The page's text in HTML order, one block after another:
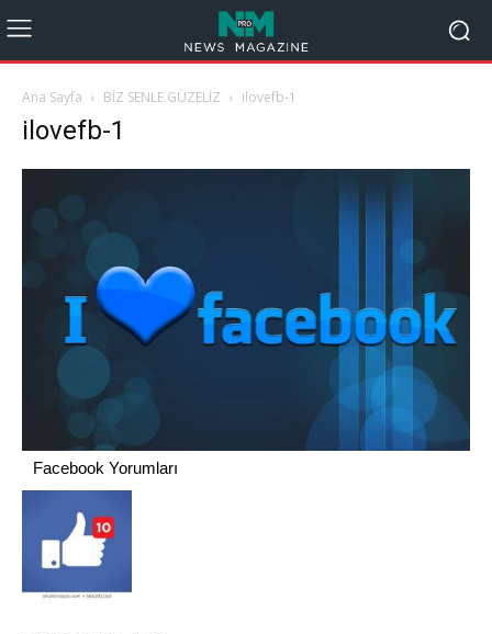
Ana Sayfa BİZ SENLE GÜZELİZ ilovefb-1
ilovefb-1
Facebook Yorumları